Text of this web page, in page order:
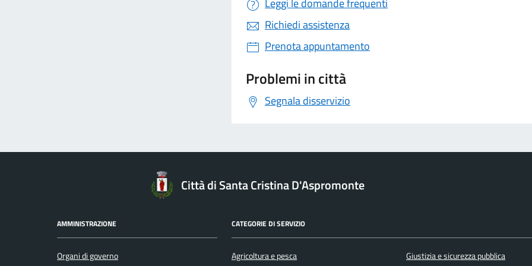
Leggi le domande frequenti
Richiedi assistenza
Prenota appuntamento
Problemi in città
Segnala disservizio
Città di Santa Cristina D'Aspromonte
AMMINISTRAZIONE
Organi di governo
CATEGORIE DI SERVIZIO
Agricoltura e pesca Giustizia e sicurezza pubblica